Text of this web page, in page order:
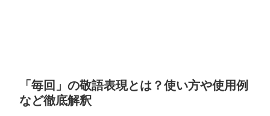
「毎回」の敬語表現とは？使い方や使用例
など徹底解釈